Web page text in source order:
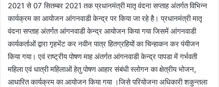
2021 से 07 सितम्बर 2021 तक प्रधानमंत्री मातृ वंदना सप्ताह अंतर्गत विभिन्न
कार्यक्रम का आयोजन आंगनवाडी केन्द्र पर किया जा रहे है। प्रधानमंत्री मातृ
वंदना सप्ताह अंतर्गत आंगनवाडी केन्द्र आयोजन किया गया जिसमें आंगनवाडी
कार्यकर्ताओं द्वारा गृहभेंट कर नवीन पात्र हितग्रहियों का चिन्हाकन कर पंयीजन
किया गया। एवं राष्ट्रीय पोषण माह अंतर्गत आंगनवाडी केन्द्र पापडा में गर्भवती
महिला एवं धात्री महिलाओं हेतु पोषण आहार संबंधी स्लोगन का क्षेत्रीय भोजन,
आधारित कार्यक्रम का आयोजन किया गया ।जिसे परियोजना अधिकारी शकुन्तला